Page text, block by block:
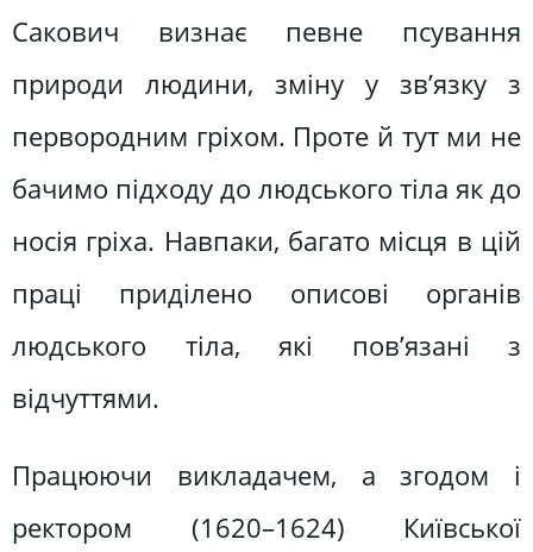
Сакович визнає певне псування
природи людини, зміну у зв’язку з
первородним гріхом. Проте й тут ми не
бачимо підходу до людського тіла як до
носія гріха. Навпаки, багато місця в цій
праці приділено описові органів
людського тіла, які пов’язані з
відчуттями.
Працюючи викладачем, а згодом і
ректором (1620–1624) Київської